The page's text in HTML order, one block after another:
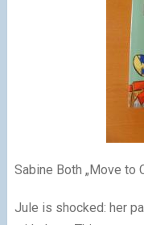
Sabine Both „Move to
Jule is shocked: her